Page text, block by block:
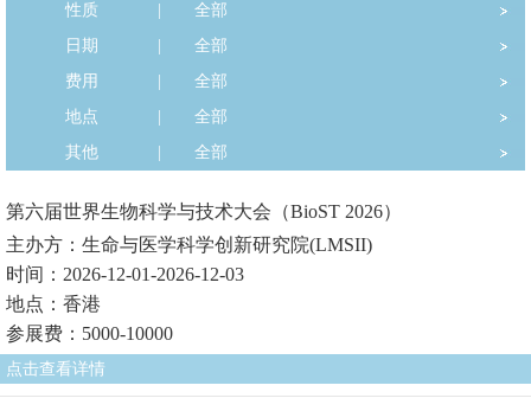
性质
全部
日期
全部
费用
全部
地点
全部
其他
全部
第六届世界生物科学与技术大会（BioST 2026）
主办方：生命与医学科学创新研究院(LMSII)
时间：2026-12-01-2026-12-03
地点：香港
参展费：5000-10000
点击查看详情